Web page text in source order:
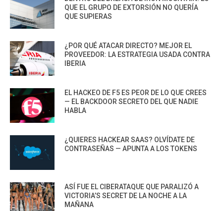
QUE EL GRUPO DE EXTORSIÓN NO QUERÍA
QUE SUPIERAS
¿POR QUÉ ATACAR DIRECTO? MEJOR EL
PROVEEDOR: LA ESTRATEGIA USADA CONTRA
IBERIA
EL HACKEO DE F5 ES PEOR DE LO QUE CREES
— EL BACKDOOR SECRETO DEL QUE NADIE
HABLA
¿QUIERES HACKEAR SAAS? OLVÍDATE DE
CONTRASEÑAS — APUNTA A LOS TOKENS
ASÍ FUE EL CIBERATAQUE QUE PARALIZÓ A
VICTORIA’S SECRET DE LA NOCHE A LA
MAÑANA